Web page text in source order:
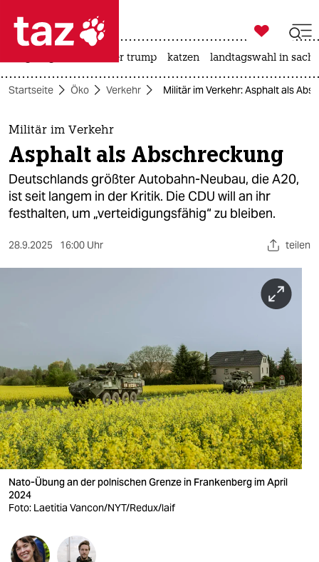
 taz zahl ich
taz zahl ich
themen
politik
öko
wahrheit
verlag
verlag
veranstaltungen
shop

taz zahl ich
usa unter trump katzen landtagswahl in
Startseite Öko Verkehr Militär im Verkehr: Asphalt als
Militär im Verkehr
Asphalt als Abschreckung
Deutschlands größter Autobahn-Neubau, die A20,
ist seit langem in der Kritik. Die CDU will an ihr
festhalten, um „verteidigungsfähig“ zu bleiben.
28.9.2025 16:00 Uhr teilen
Nato-Übung an der polnischen Grenze in Frankenberg im April
2024
Foto: Laetitia Vancon/NYT/Redux/laif